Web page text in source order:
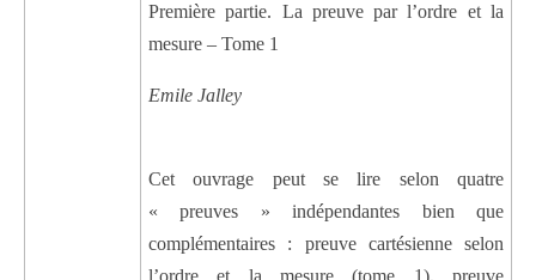
Première partie. La preuve par l’ordre et la
mesure – Tome 1
Emile Jalley
Cet ouvrage peut se lire selon quatre
« preuves » indépendantes bien que
complémentaires : preuve cartésienne selon